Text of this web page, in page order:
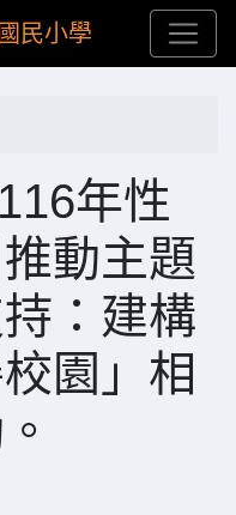
民小學
年性
動主題
持：建構
園」相